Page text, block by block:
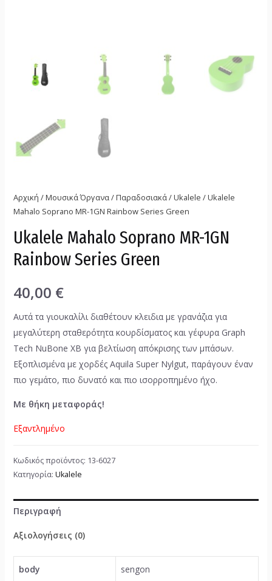
Αρχική /Μουσικά Όργανα/Παραδοσιακά/Ukalele / Ukalele
Mahalo Soprano MR-1GN Rainbow Series Green
Ukalele Mahalo Soprano MR-1GN
Rainbow Series Green
40,00 €
Αυτά τα γιουκαλίλι διαθέτουν κλειδια με γρανάζια για
μεγαλύτερη σταθερότητα κουρδίσματος και γέφυρα Graph
Tech NuBone XB για βελτίωση απόκρισης των μπάσων.
Εξοπλισμένα με χορδές Aquila Super Nylgut, παράγουν έναν
πιο γεμάτο, πιο δυνατό και πιο ισορροπημένο ήχο.
Με θήκη μεταφοράς!
Εξαντλημένο
Κωδικός προϊόντος: 13-6027
Κατηγορία: Ukalele
Περιγραφή
Αξιολογήσεις (0)
body sengon